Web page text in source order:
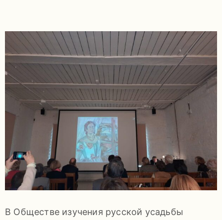
задаваемые
вопросы
Документы
Контакты
В Обществе изучения русской усадьбы